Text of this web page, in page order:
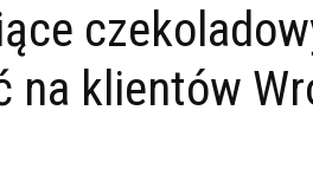
na klientów